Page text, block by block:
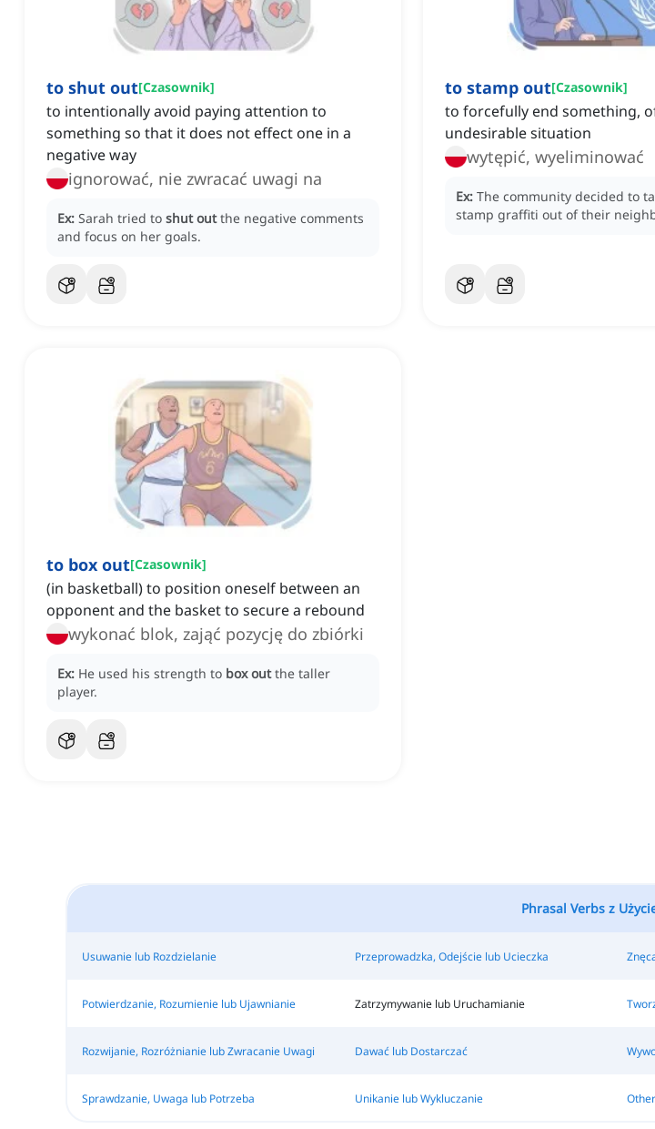
to shut out[Czasownik]
to intentionally avoid paying attention to
something so that it does not effect one in a
negative way
ignorować, nie zwracać uwagi na
Ex: Sarah tried to shut out the negative comments
and focus on her goals.
to stamp out[Czasownik]
to forcefully end something,
undesirable situation
wytępić, wyeliminować
Ex: The community decided to
stamp graffiti out of their
to box out[Czasownik]
(in basketball) to position oneself between an
opponent and the basket to secure a rebound
wykonać blok, zająć pozycję do zbiórki
Ex: He used his strength to box out the taller
player.
Phrasal Verbs z
Usuwanie lub Rozdzielanie Przeprowadzka, Odejście lub Ucieczka
Potwierdzanie, Rozumienie lub Ujawnianie Zatrzymywanie lub Uruchamianie
Rozwijanie, Rozróżnianie lub Zwracanie Uwagi Dawać lub Dostarczać
Sprawdzanie, Uwaga lub Potrzeba Unikanie lub Wykluczanie